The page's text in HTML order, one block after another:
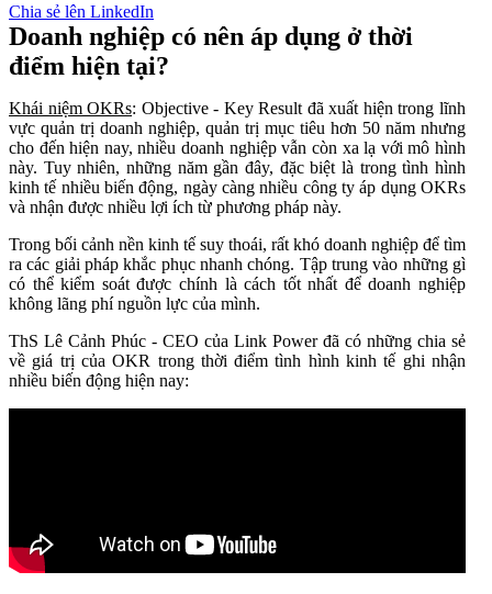
Chia sẻ lên LinkedIn
Doanh nghiệp có nên áp dụng ở thời
điểm hiện tại?
Khái niệm OKRs: Objective - Key Result đã xuất hiện trong lĩnh
vực quản trị doanh nghiệp, quản trị mục tiêu hơn 50 năm nhưng
cho đến hiện nay, nhiều doanh nghiệp vẫn còn xa lạ với mô hình
này. Tuy nhiên, những năm gần đây, đặc biệt là trong tình hình
kinh tế nhiều biến động, ngày càng nhiều công ty áp dụng OKRs
và nhận được nhiều lợi ích từ phương pháp này.
Trong bối cảnh nền kinh tế suy thoái, rất khó doanh nghiệp để tìm
ra các giải pháp khắc phục nhanh chóng. Tập trung vào những gì
có thể kiểm soát được chính là cách tốt nhất để doanh nghiệp
không lãng phí nguồn lực của mình.
ThS Lê Cảnh Phúc - CEO của Link Power đã có những chia sẻ
về giá trị của OKR trong thời điểm tình hình kinh tế ghi nhận
nhiều biến động hiện nay: